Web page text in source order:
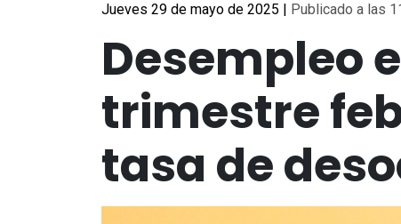
Jueves 29 de mayo de 2025 | Publicado a las
Desempleo
trimestre
tasa de